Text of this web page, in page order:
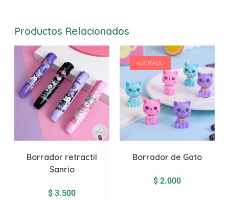
Productos Relacionados
Borrador retractil
Sanrio
$ 3.500
AGOTADO
Borrador de Gato
$ 2.000